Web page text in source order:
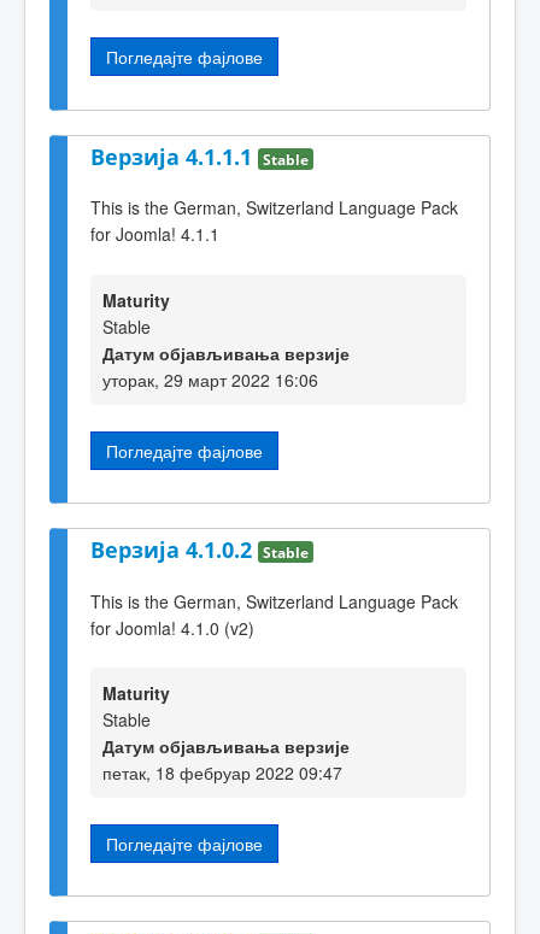
Погледајте фајлове
Верзија 4.1.1.1 Stable
This is the German, Switzerland Language Pack
for Joomla! 4.1.1
Maturity
Stable
Датум објављивања верзије
уторак, 29 март 2022 16:06
Погледајте фајлове
Верзија 4.1.0.2 Stable
This is the German, Switzerland Language Pack
for Joomla! 4.1.0 (v2)
Maturity
Stable
Датум објављивања верзије
петак, 18 фебруар 2022 09:47
Погледајте фајлове